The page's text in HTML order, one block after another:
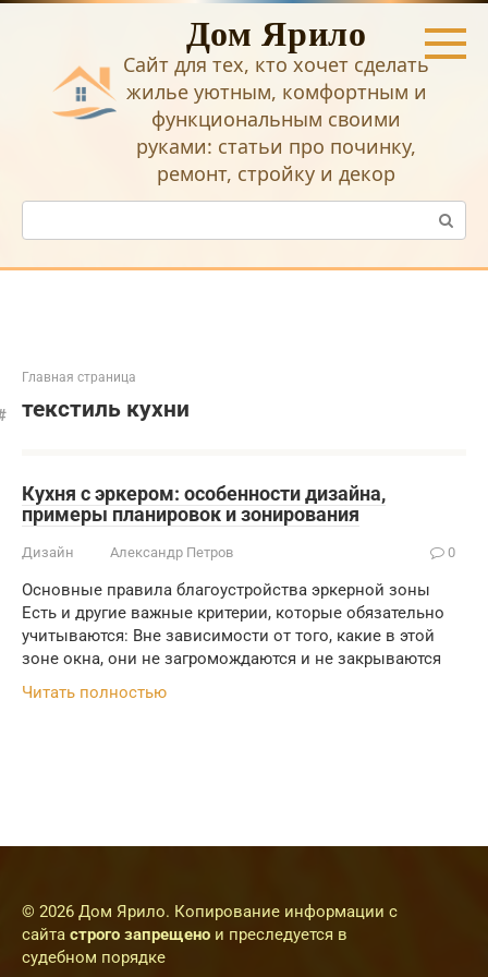
Перейти
Дом Ярило
Сайт для тех, кто хочет сделать
жилье уютным, комфортным и
функциональным своими
руками: статьи про починку,
ремонт, стройку и декор
Поиск:
Главная страница
текстиль кухни
Кухня с эркером: особенности дизайна,
примеры планировок и зонирования
Дизайн Александр Петров 0
Основные правила благоустройства эркерной зоны
Есть и другие важные критерии, которые обязательно
учитываются: Вне зависимости от того, какие в этой
зоне окна, они не загромождаются и не закрываются
Читать полностью
© 2026 Дом Ярило. Копирование информации с
сайта строго запрещено и преследуется в
судебном порядке